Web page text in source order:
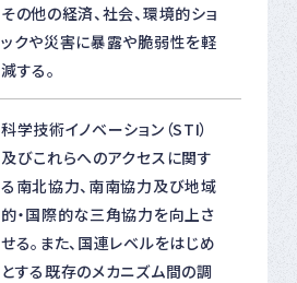
その他の経済、社会、環境的ショ
ックや災害に暴露や脆弱性を軽
減する。
科学技術イノベーション（STI）
及びこれらへのアクセスに関す
る南北協力、南南協力及び地域
的・国際的な三角協力を向上さ
せる。また、国連レベルをはじめ
とする既存のメカニズム間の調